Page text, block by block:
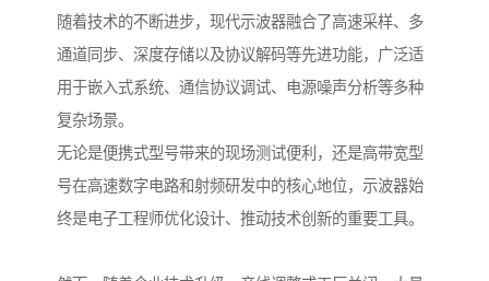
随着技术的不断进步，现代示波器融合了高速采样、多
通道同步、深度存储以及协议解码等先进功能，广泛适
用于嵌入式系统、通信协议调试、电源噪声分析等多种
复杂场景。
无论是便携式型号带来的现场测试便利，还是高带宽型
号在高速数字电路和射频研发中的核心地位，示波器始
终是电子工程师优化设计、推动技术创新的重要工具。